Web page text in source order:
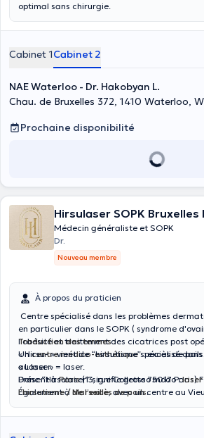
optimal sans chirurgie.
Cabinet 1Cabinet 2
NAE Waterloo - Dr. Hakobyan L.
Chau. de Bruxelles 372, 1410 Waterloo,
Prochaine disponibilité
Hirsulaser SOPK Bruxelles
Médecin généraliste et SOPK
Dr.
Nouveau membre
À propos du praticien
Centre spécialisé dans les problèmes
en particulier dans le SOPK ( syndrome
l'obésité et traitement des cicatrices post
Uncentre médico-esthétiquespécialisé
au laser.
Présent àParis(13, rue Collette 75017 Paris)
Également àMarseille, avec un centre au
Ils traitent des cas depilosité pathologique
Traduction des termes :
« Hirsu- » vient de “hirsutisme” : excès de
« Laser » = laser.
Donc “Hirsulaser” signifie grosso modo :
l’hirsutisme / de l’excès de poils.